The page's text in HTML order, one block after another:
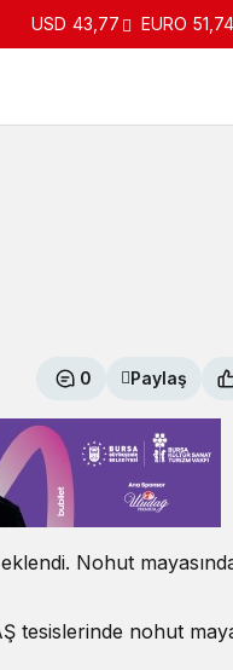
USD 43,77 EURO 51,74
0 Paylaş
Nohut
tesislerinde nohut